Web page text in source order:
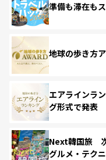
準備も滞在も
地球の歩き方
エアラインラ
グ形式で発表
Next韓国旅 次
グルメ・テク